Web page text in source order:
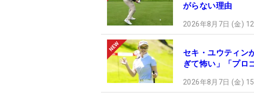
がらない理由
2026年8月7日 (金)
セキ・ユウティン
ぎて怖い」「プロ
2026年8月7日 (金)